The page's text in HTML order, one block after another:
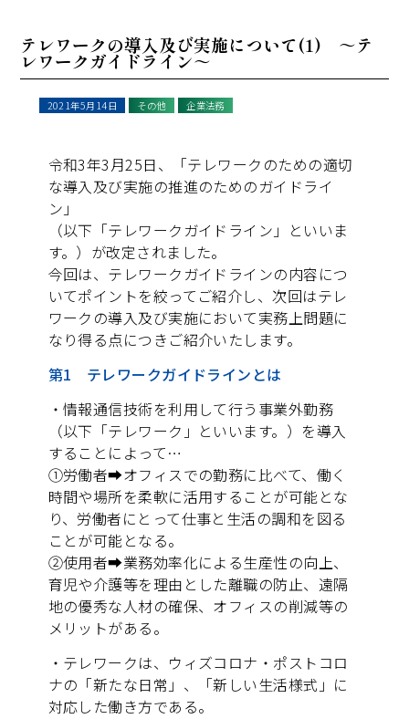
テレワークの導入及び実施について(1) ～テ
レワークガイドライン～
2021年5月14日 その他 企業法務
令和3年3月25日、「テレワークのための適切
な導入及び実施の推進のためのガイドライ
ン」
（以下「テレワークガイドライン」といいま
す。）が改定されました。
今回は、テレワークガイドラインの内容につ
いてポイントを絞ってご紹介し、次回はテレ
ワークの導入及び実施において実務上問題に
なり得る点につきご紹介いたします。
第1 テレワークガイドラインとは
・情報通信技術を利用して行う事業外勤務
（以下「テレワーク」といいます。）を導入
することによって…
①労働者➡オフィスでの勤務に比べて、働く
時間や場所を柔軟に活用することが可能とな
り、労働者にとって仕事と生活の調和を図る
ことが可能となる。
②使用者➡業務効率化による生産性の向上、
育児や介護等を理由とした離職の防止、遠隔
地の優秀な人材の確保、オフィスの削減等の
メリットがある。
・テレワークは、ウィズコロナ・ポストコロ
ナの「新たな日常」、「新しい生活様式」に
対応した働き方である。